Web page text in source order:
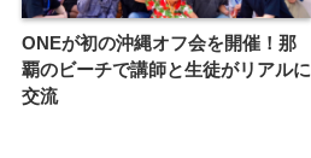
ONEが初の沖縄オフ会を開催！那
覇のビーチで講師と生徒がリアルに
交流